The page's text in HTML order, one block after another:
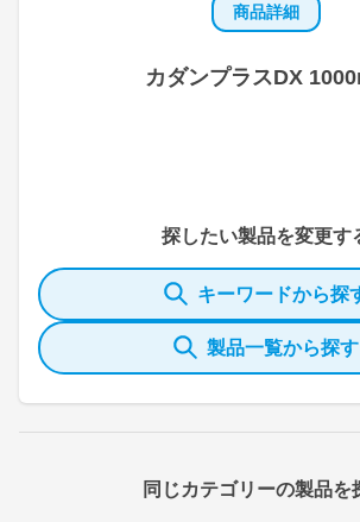
商品詳細
カダンプラスDX
探したい製品を変更す
キーワードから探
製品一覧から探す
同じカテゴリーの製品を